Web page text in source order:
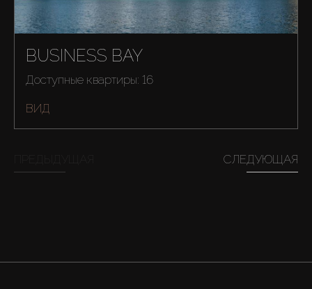
BUSINESS BAY
Доступные квартиры: 16
ВИД
СЛЕДУЮЩАЯ